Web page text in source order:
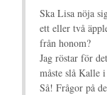
Ska Lisa nöja
ett eller två
från honom?
Jag röstar för
måste slå Kalle
Så! Frågor på